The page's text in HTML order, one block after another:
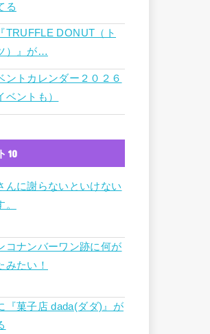
る
TRUFFLE DONUT（ト
）』が…
ントカレンダー２０２６
ベントも）
10
んに謝らないといけない
コナンバーワン跡に何が
みたい！
『菓子店 dada(ダダ)』が